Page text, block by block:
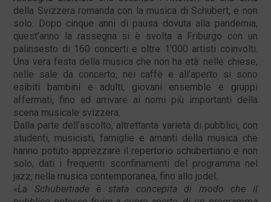
della Svizzera romanda con la musica di Schubert, e non
solo. Dopo cinque anni di pausa dovuta alla pandemia,
quest’anno la rassegna si è svolta a Friburgo con un
palinsesto di 160 concerti e oltre 1’000 artisti coinvolti.
Una vera festa della musica che non ha età: nelle chiese,
nelle sale da concerto, nei caffè e all’aperto si sono
esibiti bambini e adulti, giovani ensemble e gruppi
affermati, fino ad arrivare ai nomi più importanti della
scena musicale svizzera.
Dalla parte dell’ascolto, altrettanta varietà di pubblici, con
studenti, musicisti, famiglie e amanti della musica che
hanno potuto apprezzare il repertorio schubertiano e non
solo, dati i frequenti sconfinamenti del programma nel
jazz, nella musica contemporanea, fino allo jodel.
«La Schubertiade è stata concepita di modo che il